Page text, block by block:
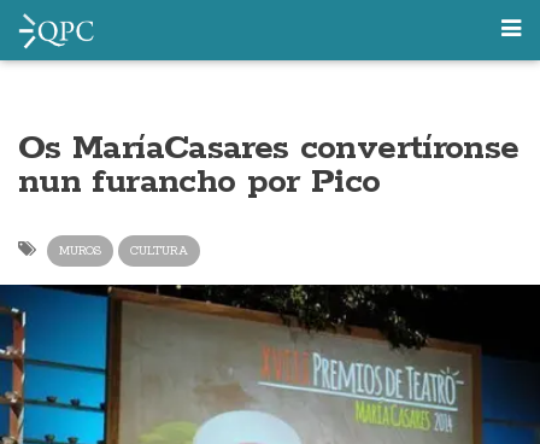
Os MaríaCasares convertíronse
nun furancho por Pico
MUROS CULTURA